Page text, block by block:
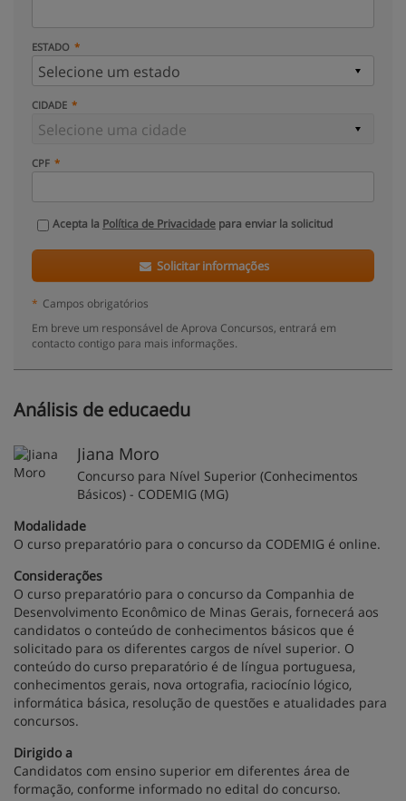
ESTADO
CIDADE
CPF
Acepta la Política de Privacidade para enviar la solicitud
Solicitar informações
* Campos obrigatórios
Em breve um responsável de Aprova Concursos, entrará em
contacto contigo para mais informações.
Análisis de educaedu
Jiana Moro
Concurso para Nível Superior (Conhecimentos
Básicos) - CODEMIG (MG)
Modalidade
O curso preparatório para o concurso da CODEMIG é online.
Considerações
O curso preparatório para o concurso da Companhia de
Desenvolvimento Econômico de Minas Gerais, fornecerá aos
candidatos o conteúdo de conhecimentos básicos que é
solicitado para os diferentes cargos de nível superior. O
conteúdo do curso preparatório é de língua portuguesa,
conhecimentos gerais, nova ortografia, raciocínio lógico,
informática básica, resolução de questões e atualidades para
concursos.
Dirigido a
Candidatos com ensino superior em diferentes área de
formação, conforme informado no edital do concurso.